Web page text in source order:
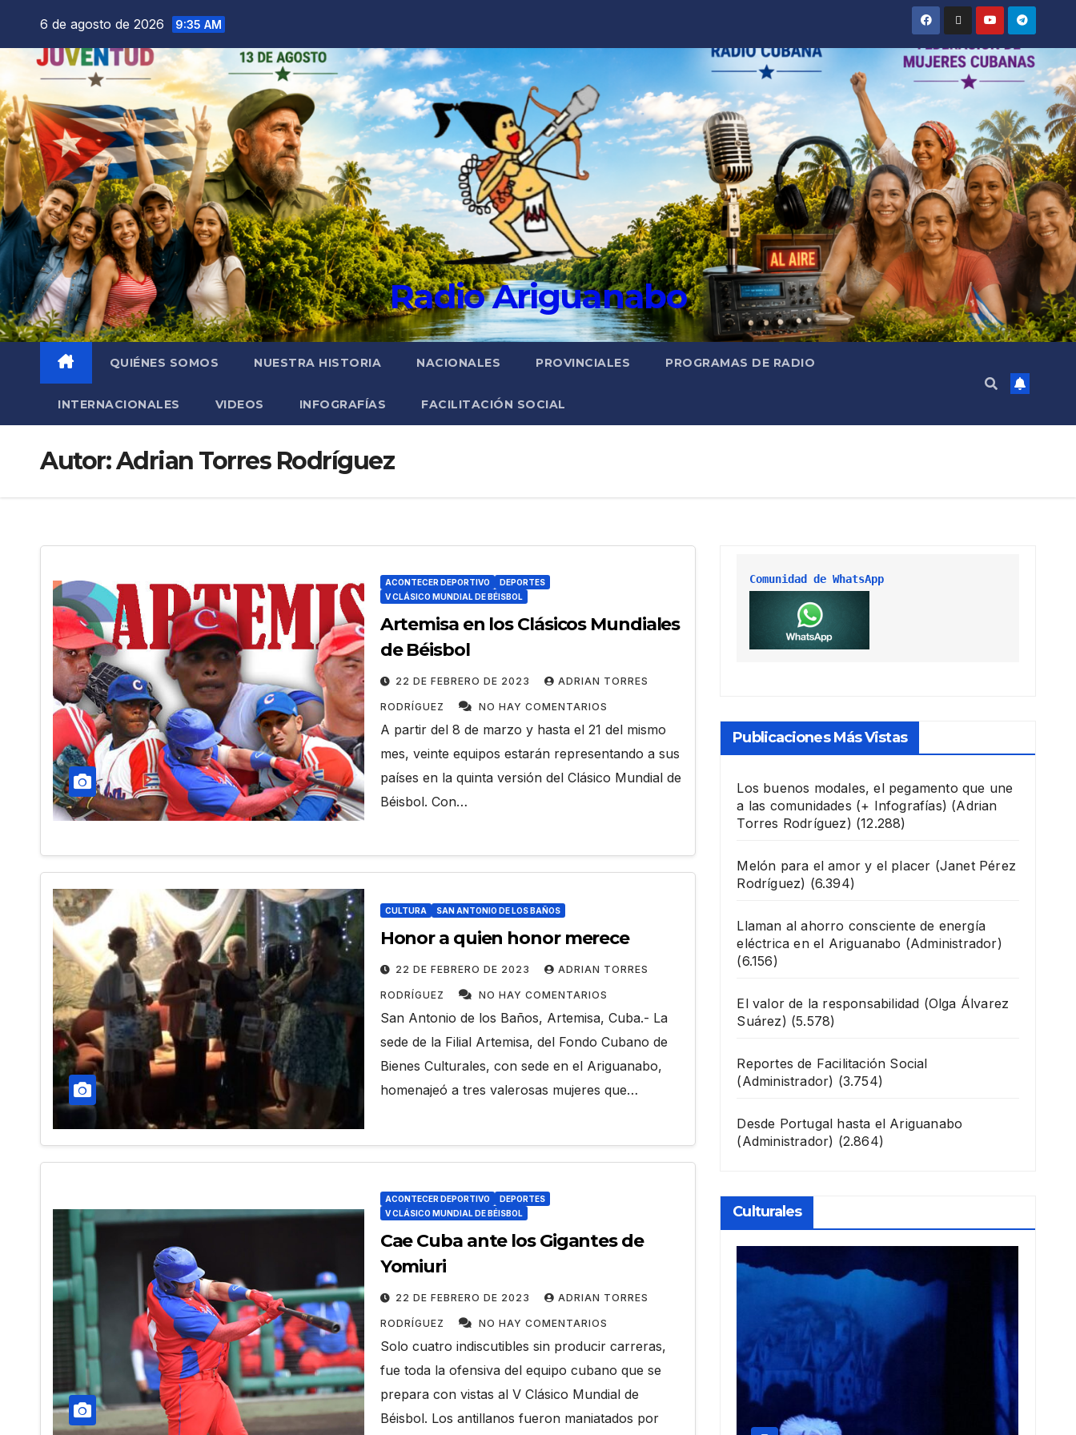
6 de agosto de 2026 9:35 AM
Radio Ariguanabo
QUIÉNES SOMOS NUESTRA HISTORIA NACIONALES PROVINCIALES PROGRAMAS DE RADIO
INTERNACIONALES VIDEOS INFOGRAFÍAS FACILITACIÓN SOCIAL
Autor:Adrian Torres Rodríguez
ACONTECER DEPORTIVO
DEPORTES
V CLÁSICO MUNDIAL DE BÉISBOL
Artemisa en los Clásicos Mundiales
de Béisbol
22 DE FEBRERO DE 2023 ADRIAN TORRES
RODRÍGUEZ NO HAY COMENTARIOS
A partir del 8 de marzo y hasta el 21 del mismo
mes, veinte equipos estarán representando a sus
países en la quinta versión del Clásico Mundial de
Béisbol. Con…
CULTURA SAN ANTONIO DE LOS BAÑOS
Honor a quien honor merece
22 DE FEBRERO DE 2023 ADRIAN TORRES
RODRÍGUEZ NO HAY COMENTARIOS
San Antonio de los Baños, Artemisa, Cuba.- La
sede de la Filial Artemisa, del Fondo Cubano de
Bienes Culturales, con sede en el Ariguanabo,
homenajeó a tres valerosas mujeres que…
ACONTECER DEPORTIVO
DEPORTES
V CLÁSICO MUNDIAL DE BÉISBOL
Cae Cuba ante los Gigantes de
Yomiuri
22 DE FEBRERO DE 2023 ADRIAN TORRES
RODRÍGUEZ NO HAY COMENTARIOS
Solo cuatro indiscutibles sin producir carreras,
fue toda la ofensiva del equipo cubano que se
prepara con vistas al V Clásico Mundial de
Béisbol. Los antillanos fueron maniatados por
Comunidad de WhatsApp
Publicaciones Más Vistas
Los buenos modales, el pegamento que une
a las comunidades (+ Infografías) (Adrian
Torres Rodríguez) (12.288)
Melón para el amor y el placer (Janet Pérez
Rodríguez) (6.394)
Llaman al ahorro consciente de energía
eléctrica en el Ariguanabo (Administrador)
(6.156)
El valor de la responsabilidad (Olga Álvarez
Suárez) (5.578)
Reportes de Facilitación Social
(Administrador) (3.754)
Desde Portugal hasta el Ariguanabo
(Administrador) (2.864)
Culturales